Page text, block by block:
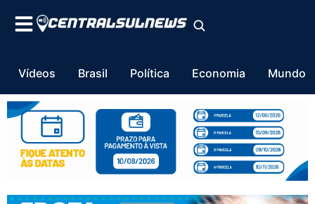
Vídeos Brasil Política Economia Mundo